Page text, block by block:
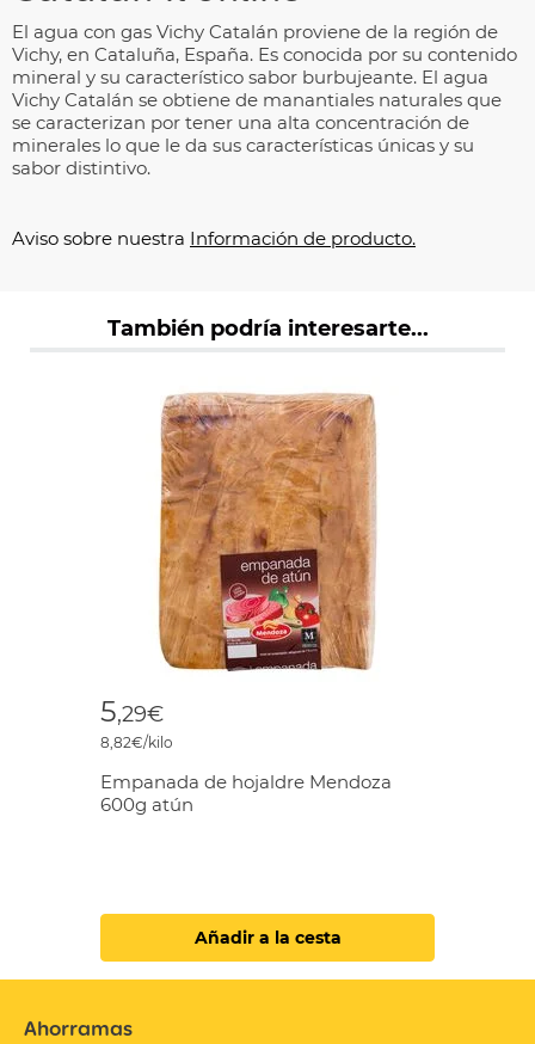
El agua con gas Vichy Catalán proviene de la región de
Vichy, en Cataluña, España. Es conocida por su contenido
mineral y su característico sabor burbujeante. El agua
Vichy Catalán se obtiene de manantiales naturales que
se caracterizan por tener una alta concentración de
minerales lo que le da sus características únicas y su
sabor distintivo.
Aviso sobre nuestra Información de producto.
También podría interesarte...
5,29€
8,82€/kilo
Empanada de hojaldre Mendoza
600g atún
Añadir a la cesta
Ahorramas